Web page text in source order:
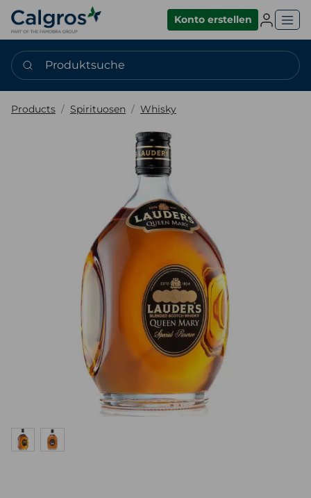
Konto erstellen
Produktsuche
Products Spirituosen Whisky